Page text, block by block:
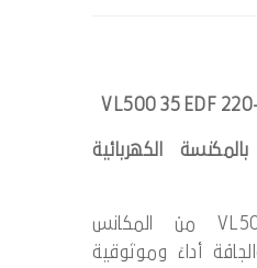
VL500 35 EDF
الكهربائية
توفر سلسلة VL500 من المكانس
أداءً وموثوقية